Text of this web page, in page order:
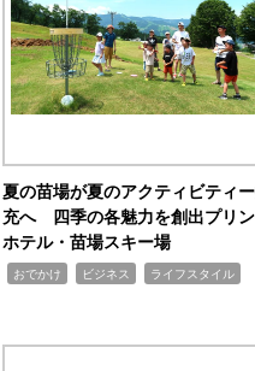
夏の苗場が夏のアクティビティ
充へ 四季の各魅力を創出プリ
ホテル・苗場スキー場
おでかけ ビジネス ライフスタイル